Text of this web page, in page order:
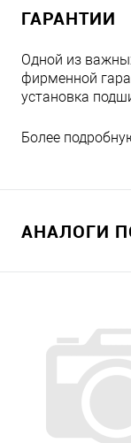
ГАРАНТИИ
Одной из
фирменной
установка
Более
АНАЛОГИ